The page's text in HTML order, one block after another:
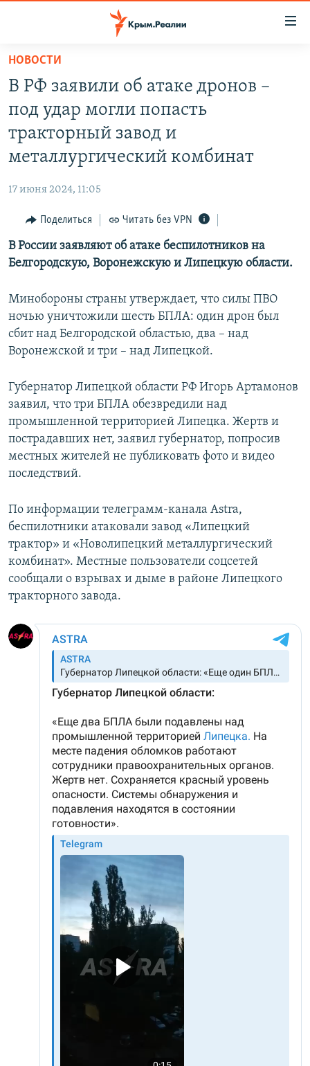
Вернуться
основному
содержанию
Вернутся
главной
Вернутся
поиску
КАРТА ВОЕННЫХ ОБЪЕКТОВ КРЫМА
ИНФОГРАФИКА
ТЕЛЕПРОЕКТ КРЫМ.РЕАЛИИ
СОВЕТЫ ПРАВОЗАЩИТНИКОВ
ПРОПАВШИЕ БЕЗ ВЕСТИ
ПОБЕДИТЕЛЕЙ НЕ СУДЯТ?
КРЫМ.НЕПОКОРЕННЫЙ
УКРАИНСКАЯ ПРОБЛЕМА КРЫМА
РАДІО СВОБОДА
КАК ОБОЙТИ БЛОКИРОВКУ
Українською
ПРИСОЕДИНЯЙТЕСЬ!
Все сайты RFE/RL
НОВОСТИ
В РФ заявили об атаке дронов –
под удар могли попасть
тракторный завод и
металлургический комбинат
17 июня 2024, 11:05
Поделиться Читать без VPN
В России заявляют об атаке беспилотников на
Белгородскую, Воронежскую и Липецкую области.
Минобороны страны утверждает, что силы ПВО
ночью уничтожили шесть БПЛА: один дрон был
сбит над Белгородской областью, два – над
Воронежской и три – над Липецкой.
Губернатор Липецкой области РФ Игорь Артамонов
заявил, что три БПЛА обезвредили над
промышленной территорией Липецка. Жертв и
пострадавших нет, заявил губернатор, попросив
местных жителей не публиковать фото и видео
последствий.
По информации телеграмм-канала Astra,
беспилотники атаковали завод «Липецкий
трактор» и «Новолипецкий металлургический
комбинат». Местные пользователи соцсетей
сообщали о взрывах и дыме в районе Липецкого
тракторного завода.